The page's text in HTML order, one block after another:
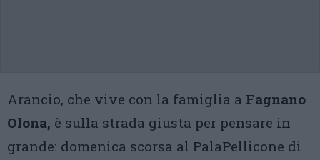
Arancio, che vive con la famiglia a Fagnano
Olona, è sulla strada giusta per pensare in
grande: domenica scorsa al PalaPellicone di